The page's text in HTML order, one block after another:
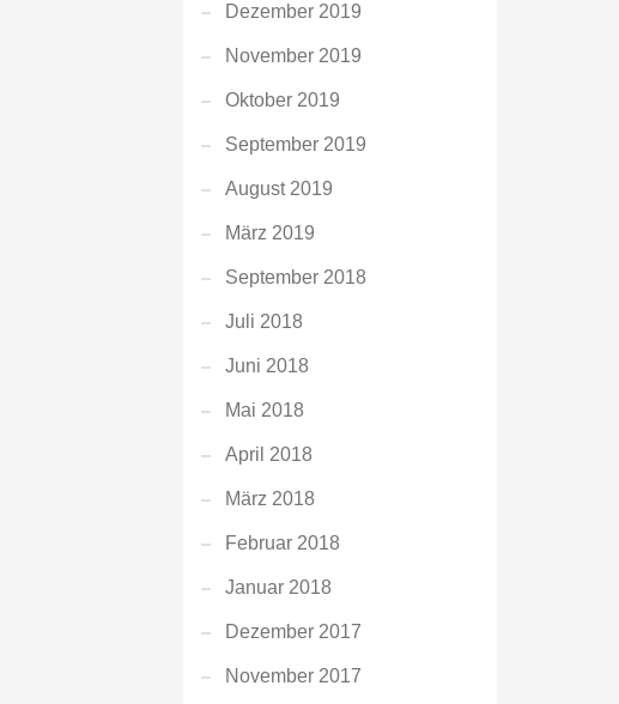
Dezember 2019
November 2019
Oktober 2019
September 2019
August 2019
März 2019
September 2018
Juli 2018
Juni 2018
Mai 2018
April 2018
März 2018
Februar 2018
Januar 2018
Dezember 2017
November 2017